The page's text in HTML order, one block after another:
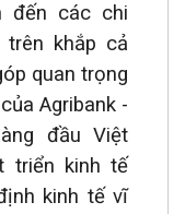
đến các chi
trên khắp cả
quan trọng
Agribank -
đầu Việt
triển kinh tế
kinh tế vĩ